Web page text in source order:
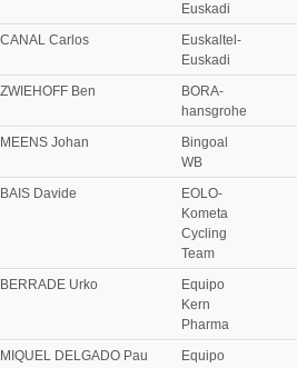
Euskadi
CANAL Carlos
Euskaltel-
Euskadi
ZWIEHOFF Ben
BORA-
hansgrohe
MEENS Johan
Bingoal
WB
BAIS Davide
EOLO-
Kometa
Cycling
Team
BERRADE Urko
Equipo
Kern
Pharma
MIQUEL DELGADO Pau
Equipo